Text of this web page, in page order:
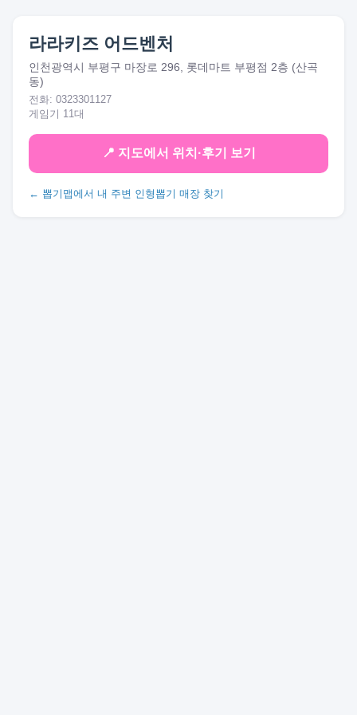
라라키즈 어드벤처
인천광역시 부평구 마장로 296, 롯데마트 부평점 2층 (산곡
동)
전화: 0323301127
게임기 11대
📍 지도에서 위치·후기 보기
← 뽑기맵에서 내 주변 인형뽑기 매장 찾기